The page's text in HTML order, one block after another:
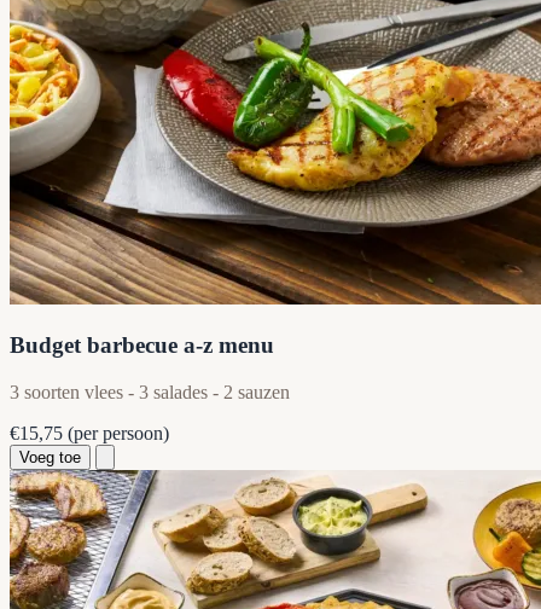
Budget barbecue a-z menu
3 soorten vlees - 3 salades - 2 sauzen
€15,75 (per persoon)
Voeg toe